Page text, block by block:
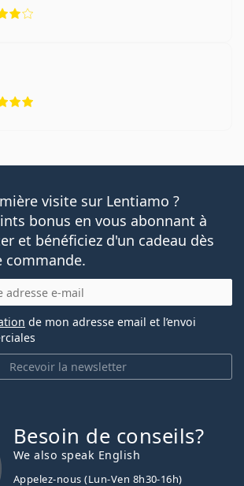
visite sur Lentiamo ?
bonus en vous abonnant à
et bénéficiez d'un cadeau dès
commande.
Recevoir la newsletter
de mon adresse email et l’envoi
Besoin de conseils?
We also speak English
Appelez-nous (Lun-Ven 8h30-16h)